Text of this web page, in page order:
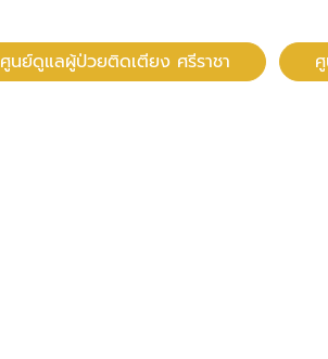
ศูนย์ดูแลผู้ป่วยติดเตียง ศรีราชา